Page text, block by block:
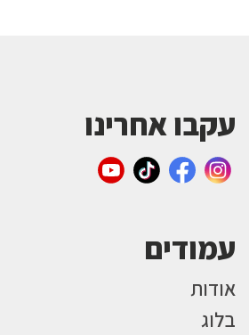
עקבו אחרינו
עמודים
אודות
בלוג